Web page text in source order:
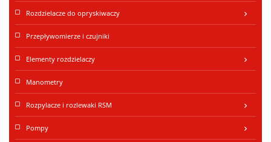
Rozdzielacze do opryskiwaczy keyboard_arrow_right
Przepływomierze i czujniki
Elementy rozdzielaczy keyboard_arrow_right
Manometry
Rozpylacze i rozlewaki RSM keyboard_arrow_right
Pompy keyboard_arrow_right